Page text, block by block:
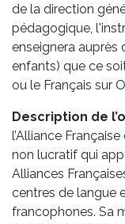
de la direction
pédagogique,
enseignera auprès
enfants) que ce
ou le Français sur
Description de
l’Alliance
non lucratif qui
Alliances
centres de langue
francophones. Sa